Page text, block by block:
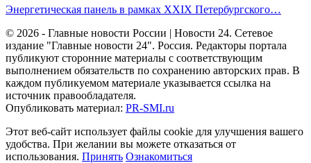
Энергетическая панель в рамках XXIX Петербургского…
© 2026 - Главные новости России | Новости 24. Сетевое
издание "Главные новости 24". Россия. Редакторы портала
публикуют сторонние материалы с соответствующим
выполнением обязательств по сохранению авторских прав. В
каждом публикуемом материале указывается ссылка на
источник правообладателя.
Опубликовать материал: PR-SMI.ru
Этот веб-сайт использует файлы cookie для улучшения вашего
удобства. При желании вы можете отказаться от
использования. Принять Ознакомиться